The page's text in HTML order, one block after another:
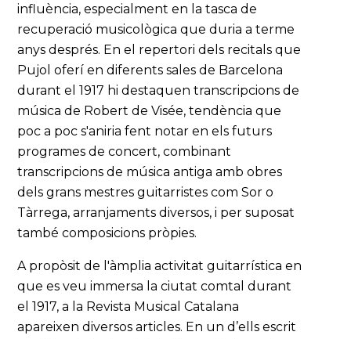
influència, especialment en la tasca de
recuperació musicològica que duria a terme
anys després. En el repertori dels recitals que
Pujol oferí en diferents sales de Barcelona
durant el 1917 hi destaquen transcripcions de
música de Robert de Visée, tendència que
poc a poc s'aniria fent notar en els futurs
programes de concert, combinant
transcripcions de música antiga amb obres
dels grans mestres guitarristes com Sor o
Tàrrega, arranjaments diversos, i per suposat
també composicions pròpies.
A propòsit de l'àmplia activitat guitarrística en
que es veu immersa la ciutat comtal durant
el 1917, a la Revista Musical Catalana
apareixen diversos articles. En un d’ells escrit